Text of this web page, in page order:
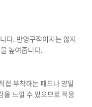
다. 반영구적이지는 않지
높여줍니다.
접 부착하는 패드나 양말
을 느낄 수 있으므로 적응